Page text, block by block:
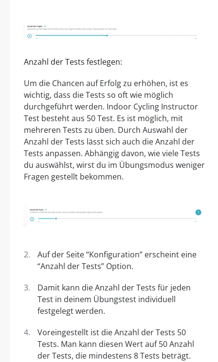
Anzahl der Tests festlegen:
Um die Chancen auf Erfolg zu erhöhen, ist es
wichtig, dass die Tests so oft wie möglich
durchgeführt werden. Indoor Cycling Instructor
Test besteht aus 50 Test. Es ist möglich, mit
mehreren Tests zu üben. Durch Auswahl der
Anzahl der Tests lässt sich auch die Anzahl der
Tests anpassen. Abhängig davon, wie viele Tests
du auswählst, wirst du im Übungsmodus weniger
Fragen gestellt bekommen.
Auf der Seite “Konfiguration” erscheint eine
“Anzahl der Tests” Option.
Damit kann die Anzahl der Tests für jeden
Test in deinem Übungstest individuell
festgelegt werden.
Voreingestellt ist die Anzahl der Tests 50
Tests. Man kann diesen Wert auf 50 Anzahl
der Tests, die mindestens 8 Tests beträgt.